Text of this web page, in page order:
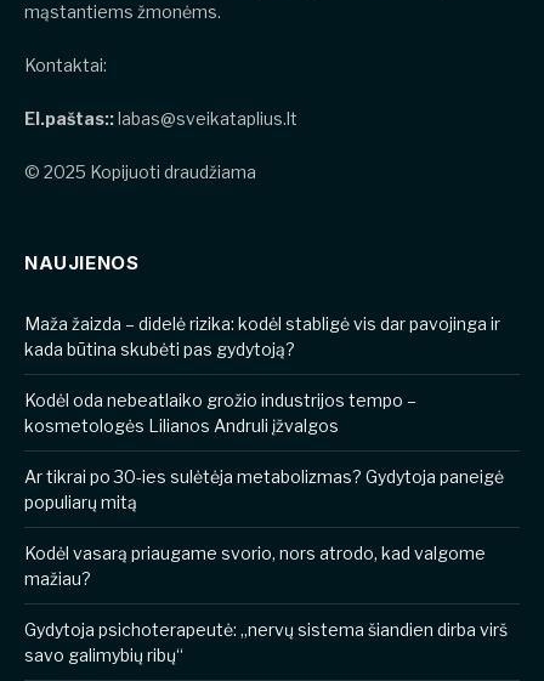
mąstantiems žmonėms.
Kontaktai:
El.paštas::labas@sveikataplius.lt
© 2025 Kopijuoti draudžiama
NAUJIENOS
​​Maža žaizda – didelė rizika: kodėl stabligė vis dar pavojinga ir
kada būtina skubėti pas gydytoją?
Kodėl oda nebeatlaiko grožio industrijos tempo –
kosmetologės Lilianos Andruli įžvalgos
Ar tikrai po 30-ies sulėtėja metabolizmas? Gydytoja paneigė
populiarų mitą
Kodėl vasarą priaugame svorio, nors atrodo, kad valgome
mažiau?
Gydytoja psichoterapeutė: „nervų sistema šiandien dirba virš
savo galimybių ribų“